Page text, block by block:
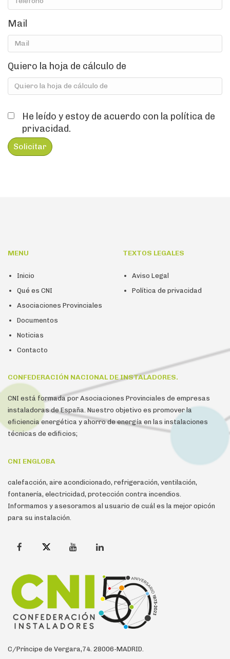
Mail
Quiero la hoja de cálculo de
He leído y estoy de acuerdo con la política de
privacidad.
Solicitar
MENU
Inicio
Qué es CNI
Asociaciones Provinciales
Documentos
Noticias
Contacto
TEXTOS LEGALES
Aviso Legal
Política de privacidad
CONFEDERACIÓN NACIONAL DE INSTALADORES.
CNI está formada por Asociaciones Provinciales de empresas
instaladoras de España. Nuestro objetivo es promover la
eficiencia energética y ahorro de energía en las instalaciones
técnicas de edificios;
CNI ENGLOBA
calefacción, aire acondicionado, refrigeración, ventilación,
fontanería, electricidad, protección contra incendios.
Informamos y asesoramos al usuario de cuál es la mejor opicón
para su instalación.
C/Príncipe de Vergara,74. 28006-MADRID.